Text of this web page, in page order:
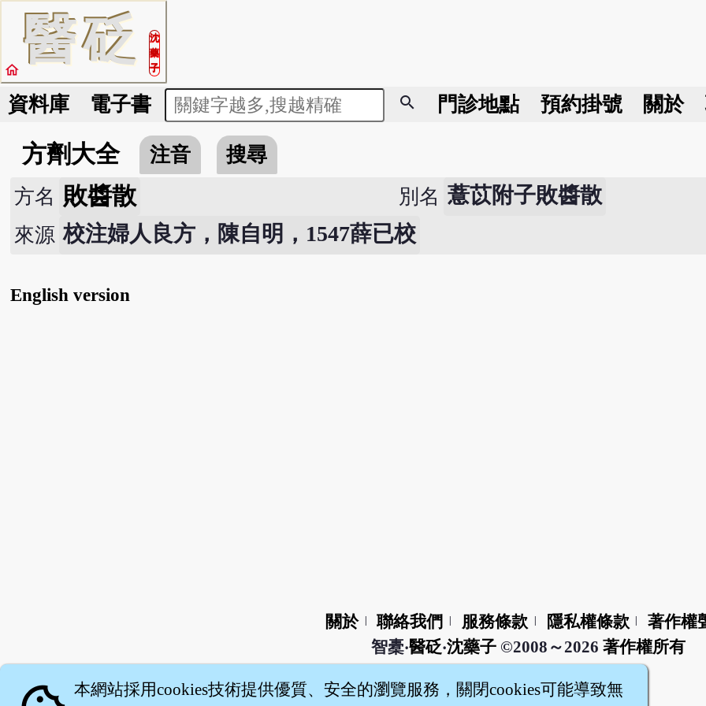
醫砭
沈
藥
子
home
資料庫 電子書 search 門診地點 預約掛號 關於
方劑大全 注音
搜尋
方名 敗醬散 別名 薏苡附子敗醬散
來源 校注婦人良方，陳自明，1547薛已校
English version
關於 聯絡我們 服務條款 隱私權條款
著作權
智橐‧醫砭‧沈藥子©2008～2026 著作權所有
本網站採用cookies技術提供優質、安全的瀏覽服務，關閉cookies可能導致無